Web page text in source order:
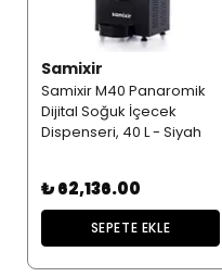
Samixir
Samixir M40 Panaromik
Dijital Soğuk İçecek
Dispenseri, 40 L - Siyah
₺ 62,136.00
SEPETE EKLE